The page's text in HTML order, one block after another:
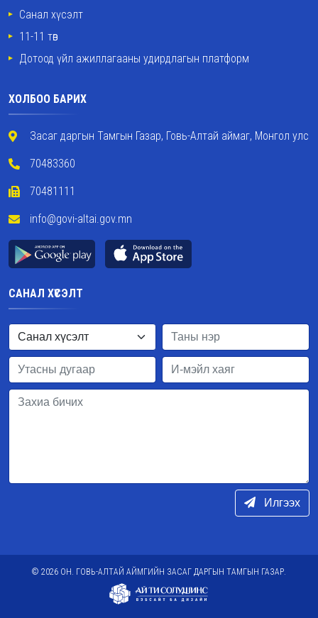
Санал хүсэлт
11-11 төв
Дотоод үйл ажиллагааны удирдлагын платформ
ХОЛБОО БАРИХ
Засаг даргын Тамгын Газар, Говь-Алтай аймаг, Монгол улс
70483360
70481111
info@govi-altai.gov.mn
САНАЛ ХҮСЭЛТ
Илгээх
© 2026 ОН. ГОВЬ-АЛТАЙ АЙМГИЙН ЗАСАГ ДАРГЫН ТАМГЫН ГАЗАР.